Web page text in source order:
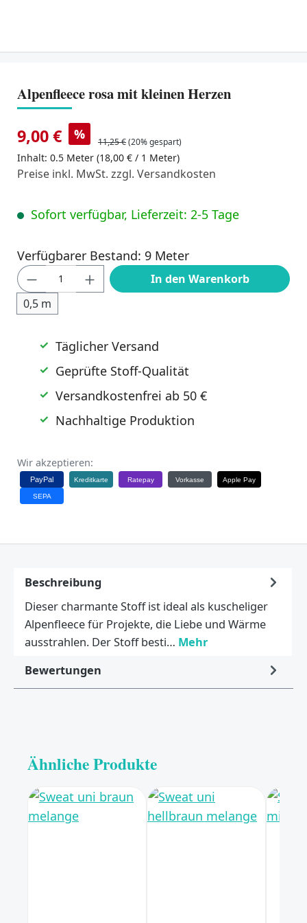
Alpenfleece rosa mit kleinen Herzen
9,00 € % 11,25 €(20% gespart)
Inhalt: 0.5 Meter (18,00 € / 1 Meter)
Preise inkl. MwSt. zzgl. Versandkosten
Sofort verfügbar, Lieferzeit: 2-5 Tage
Verfügbarer Bestand: 9 Meter
Produkt Anzahl: Gib den gewünschten
0,5 m
In den Warenkorb
Täglicher Versand
Geprüfte Stoff-Qualität
Versandkostenfrei ab 50 €
Nachhaltige Produktion
Wir akzeptieren:
PayPal Kreditkarte Ratepay Vorkasse Apple Pay
SEPA
Beschreibung
Dieser charmante Stoff ist ideal als kuscheliger
Alpenfleece für Projekte, die Liebe und Wärme
ausstrahlen. Der Stoff besti… Mehr
Bewertungen
Ähnliche Produkte